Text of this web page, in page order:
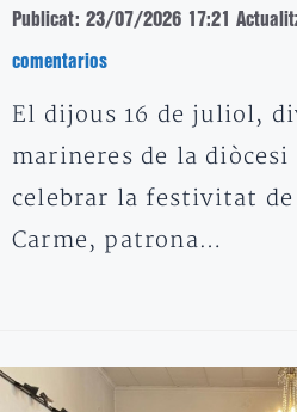
Publicat: 23/07/2026 17:21
comentarios
El dijous 16 de juliol,
marineres de la diòcesi
celebrar la festivitat de
Carme, patrona…